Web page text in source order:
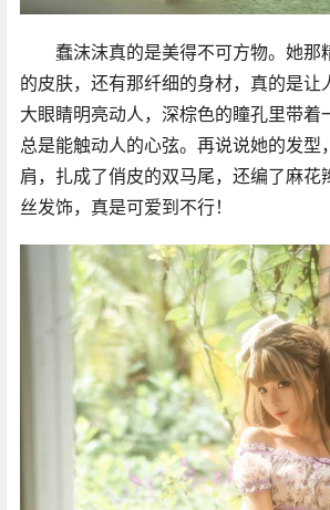
蠢沫沫真的是美得不可方物。她那
的皮肤，还有那纤细的身材，真的是让
大眼睛明亮动人，深棕色的瞳孔里带着
总是能触动人的心弦。再说说她的发型
肩，扎成了俏皮的双马尾，还编了麻花
丝发饰，真是可爱到不行！